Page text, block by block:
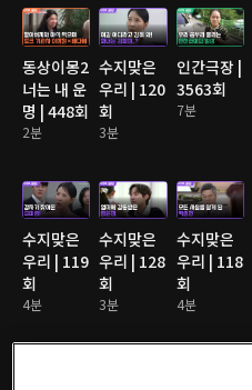
동상이몽2
너는 내 운
명 | 448회
2분
수지맞은
우리 | 120
회
3분
인간극장 |
3563회
7분
수지맞은
우리 | 119
회
4분
수지맞은
우리 | 128
회
3분
수지맞은
우리 | 118
회
4분